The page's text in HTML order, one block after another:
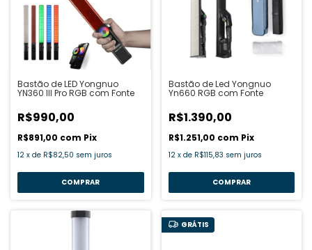
Bastão de LED Yongnuo
YN360 III Pro RGB com Fonte
R$990,00
R$891,00 com Pix
12 x de R$82,50 sem juros
Bastão de Led Yongnuo
Yn660 RGB com Fonte
R$1.390,00
R$1.251,00 com Pix
12 x de R$115,83 sem juros
GRÁTIS